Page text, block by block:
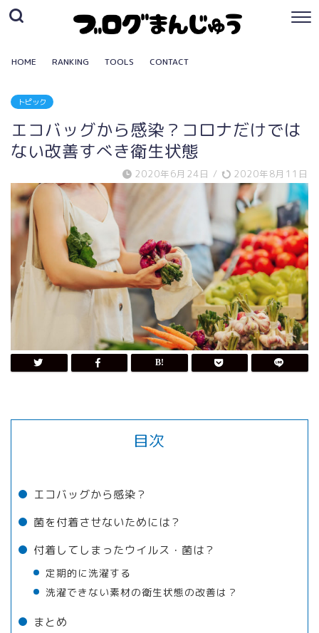
HOME RANKING TOOLS CONTACT
トピック
エコバッグから感染？コロナだけでは
ない改善すべき衛生状態
2020年6月24日 / 2020年8月11日
目次
エコバッグから感染？
菌を付着させないためには？
付着してしまったウイルス・菌は？
定期的に洗濯する
洗濯できない素材の衛生状態の改善は？
まとめ